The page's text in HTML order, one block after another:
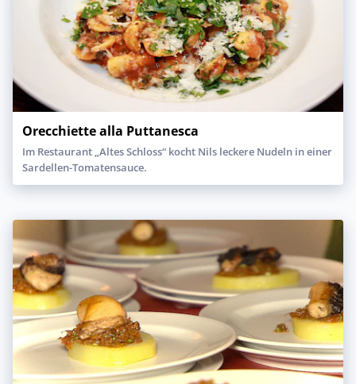
Orecchiette alla Puttanesca
Im Restaurant „Altes Schloss“ kocht Nils leckere Nudeln in einer
Sardellen-Tomatensauce.